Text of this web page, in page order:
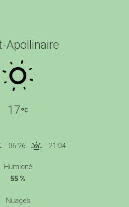
Apollinaire
17
06:26 - 21:04
Humidité
55 %
Nuages